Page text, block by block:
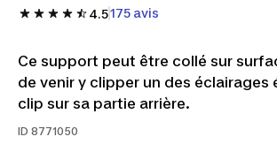
4.5175 avis
Ce support peut être collé sur
de venir y clipper un des éclairages
clip sur sa partie arrière.
ID 8771050